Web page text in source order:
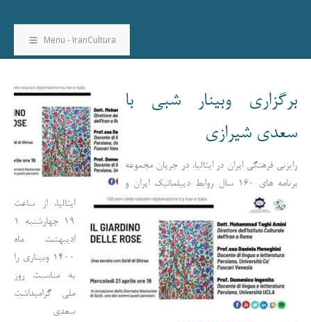
Menu - IranCultura
برگزاری وبینار شبی با
سعدی شیرازی
رایزنی فرهنگی ایران در ایتالیا، در جریان مجموعه
برنامه های 160 سال روابط دیپلماتیک ایران و
ایتالیا، از ساعت
19 چهارشنبه 1
ادیبهشت ماه
1400 وبیناری را
به مناسبت روز
ملی گرامیداشت
سعدی